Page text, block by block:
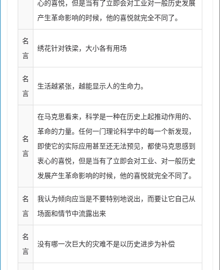
心的喜悦，但是当有了立即会对工业对一般历史发展
产生革命影响的时候，他的喜悦就完全不同了。
名
言
绣花针对铁梁，大小各有用场
名
言
生活越紧张，越能显示人的生命力。
名
言
在马克思看来，科学是一种在历史上起推动作用的、
革命的力量。任何一门理论科学中的每一个新发现，
即使它的实际应用甚至还无法预见，都使马克思感到
衷心的喜悦，但是当有了立即会对工业、对一般历史
发展产生革命影响的时候，他的喜悦就完全不同了。
名
言
我认为倾向应当是不要特别地说出，而要让它自己从
场面和情节中流露出来
名
言
没有哪一次巨大的灾难不是以历史进步为补偿